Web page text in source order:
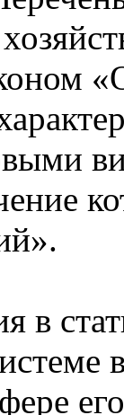
в